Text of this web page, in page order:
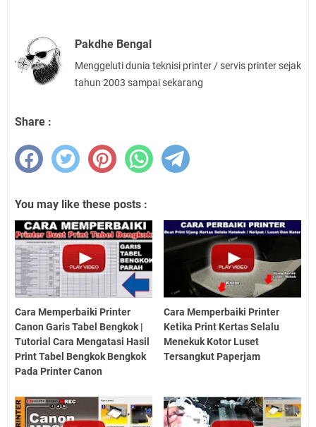
Pakdhe Bengal
Menggeluti dunia teknisi printer / servis printer sejak
tahun 2003 sampai sekarang
Share :
You may like these posts :
Cara Memperbaiki Printer
Canon Garis Tabel Bengkok |
Tutorial Cara Mengatasi Hasil
Print Tabel Bengkok Bengkok
Pada Printer Canon
Cara Memperbaiki Printer
Ketika Print Kertas Selalu
Menekuk Kotor Luset
Tersangkut Paperjam